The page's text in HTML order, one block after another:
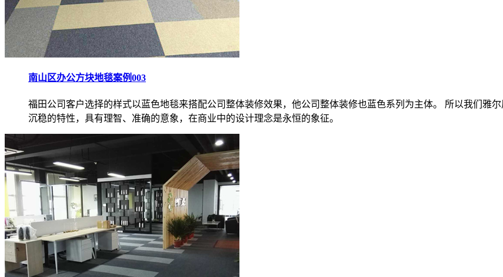
南山区办公方块地毯案例003
福田公司客户选择的样式以蓝色地毯来搭配公司整体装修效果，他公司整体装修也蓝色系列为主体。 所以我们雅
沉稳的特性，具有理智、准确的意象，在商业中的设计理念是永恒的象征。